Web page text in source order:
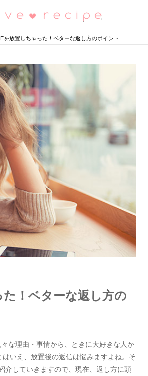
恋愛レシピ
を放置しちゃった！ベターな返し方のポイント
！ベターな返し方の
な理由・事情から、ときに大好きな人か
いえ、放置後の返信は悩みますよね。そ
介していきますので、現在、返し方に頭